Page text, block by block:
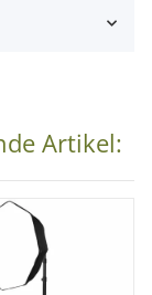
Artikel: